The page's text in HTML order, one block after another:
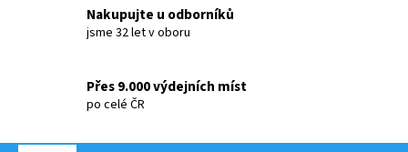
Nakupujte u odborníků
jsme 32 let v oboru
Přes 9.000 výdejních míst
po celé ČR